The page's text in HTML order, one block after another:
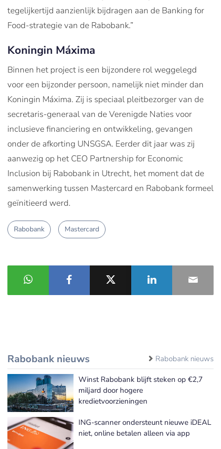
tegelijkertijd aanzienlijk bijdragen aan de Banking for
Food-strategie van de Rabobank.”
Koningin Máxima
Binnen het project is een bijzondere rol weggelegd
voor een bijzonder persoon, namelijk niet minder dan
Koningin Máxima. Zij is speciaal pleitbezorger van de
secretaris-generaal van de Verenigde Naties voor
inclusieve financiering en ontwikkeling, gevangen
onder de afkorting UNSGSA. Eerder dit jaar was zij
aanwezig op het CEO Partnership for Economic
Inclusion bij Rabobank in Utrecht, het moment dat de
samenwerking tussen Mastercard en Rabobank formeel
geïnitieerd werd.
Rabobank Mastercard
Rabobank nieuws Rabobank nieuws
Winst Rabobank blijft steken op €2,7
miljard door hogere
kredietvoorzieningen
ING-scanner ondersteunt nieuwe iDEAL
niet, online betalen alleen via app